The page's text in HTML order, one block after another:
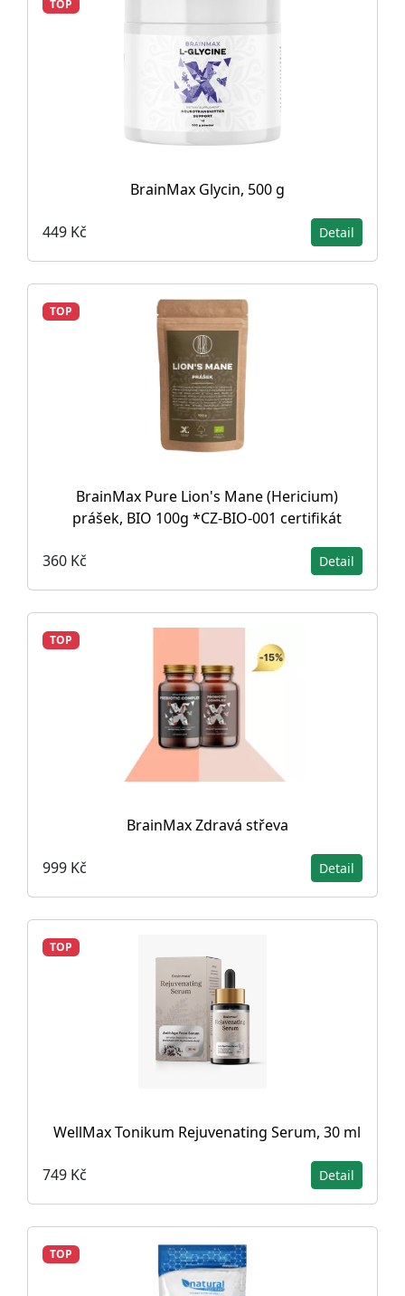
TOP
BrainMax Glycin, 500 g
449 Kč Detail
TOP
BrainMax Pure Lion's Mane (Hericium)
prášek, BIO 100g *CZ-BIO-001 certifikát
360 Kč Detail
TOP
BrainMax Zdravá střeva
999 Kč Detail
TOP
WellMax Tonikum Rejuvenating Serum, 30 ml
749 Kč Detail
TOP